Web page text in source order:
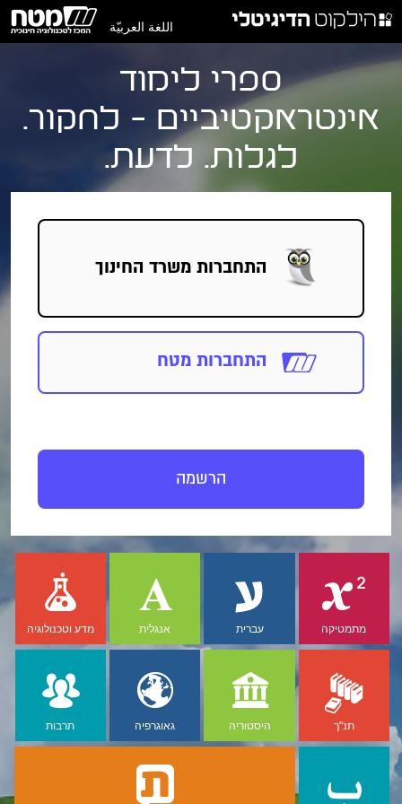
اللغة العربيّة
ספרי לימוד
אינטראקטיביים - לחקור.
לגלות. לדעת.
התחברות משרד החינוך
התחברות מטח
הרשמה
מתמטיקה עברית אנגלית מדע וטכנולוגיה
תנ"ך היסטוריה גאוגרפיה תרבות